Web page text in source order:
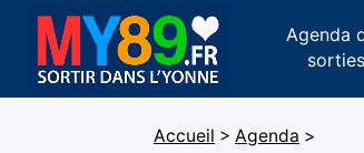
Agenda
sorties
Accueil > Agenda >